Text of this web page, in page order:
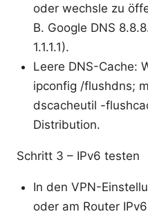
oder wechsle zu
B. Google DNS
1.1.1.1).
Leere DNS-Cache:
ipconfig /flushdns;
dscacheutil -
Distribution.
Schritt 3 – IPv6 testen
In den VPN-
oder am Router